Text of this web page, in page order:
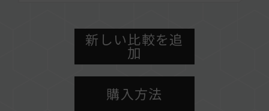
新しい比較を追
加
購入方法